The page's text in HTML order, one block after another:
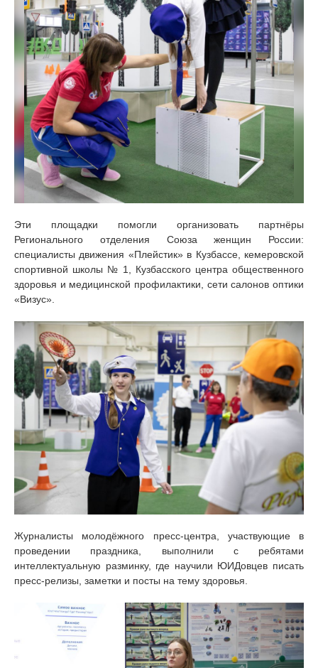
Эти площадки помогли организовать партнёры
Регионального отделения Союза женщин России:
специалисты движения «Плейстик» в Кузбассе, кемеровской
спортивной школы № 1, Кузбасского центра общественного
здоровья и медицинской профилактики, сети салонов оптики
«Визус».
Журналисты молодёжного пресс-центра, участвующие в
проведении праздника, выполнили с ребятами
интеллектуальную разминку, где научили ЮИДовцев писать
пресс-релизы, заметки и посты на тему здоровья.